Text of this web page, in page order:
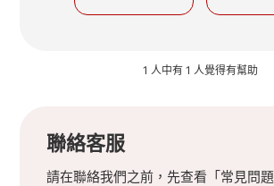
1 人中有 1 人覺得有幫助
聯絡客服
請在聯絡我們之前，先查看「常見問題